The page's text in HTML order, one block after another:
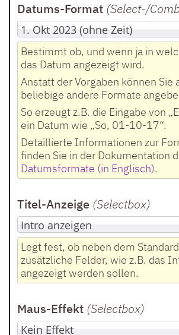
Datums-Format (Select-/
Bestimmt ob, und wenn ja in
das Datum angezeigt wird.
Anstatt der Vorgaben können Sie
beliebige andere Formate
So erzeugt z.B. die Eingabe von
ein Datum wie „So, 01-10-17“.
Detaillierte Informationen zur
finden Sie in der Dokumentation
Datumsformate (in Englisch).
Titel-Anzeige (Selectbox)
Legt fest, ob neben dem
zusätzliche Felder, wie z.B. das
angezeigt werden sollen.
Maus-Effekt (Selectbox)